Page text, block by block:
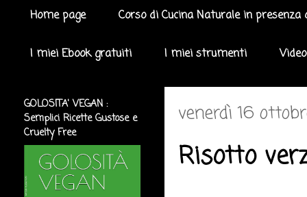
Home page Corso di Cucina Naturale in presenza
I miei Ebook gratuiti I miei strumenti
venerdì 16
Risotto
GOLOSITA' VEGAN :
Semplici Ricette Gustose e
Cruelty Free